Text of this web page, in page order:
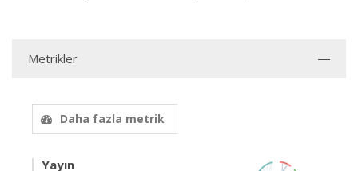
Metrikler
Daha fazla metrik
Yayın